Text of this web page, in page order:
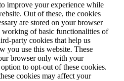
improve your experience while
Out of these, the cookies
are stored on your browser
working of basic functionalities of
party cookies that help us
you use this website. These
browser only with your
to opt-out of these cookies.
cookies may affect your